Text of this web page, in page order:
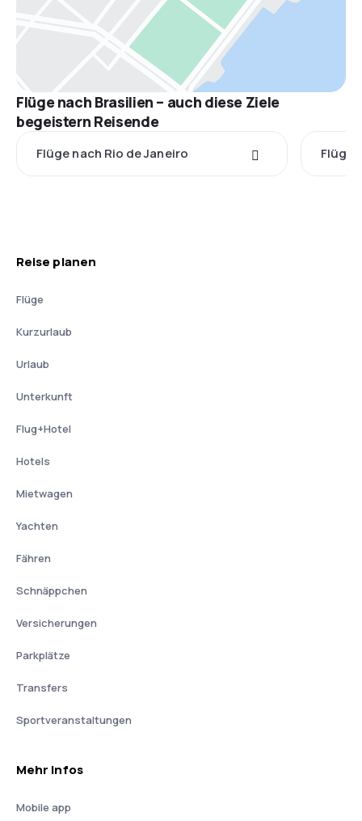
Flüge nach Brasilien – auch diese Ziele
begeistern Reisende
Flüge nach Rio de Janeiro Flüge
Reise planen
Flüge
Kurzurlaub
Urlaub
Unterkunft
Flug+Hotel
Hotels
Mietwagen
Yachten
Fähren
Schnäppchen
Versicherungen
Parkplätze
Transfers
Sportveranstaltungen
Mehr Infos
Mobile app